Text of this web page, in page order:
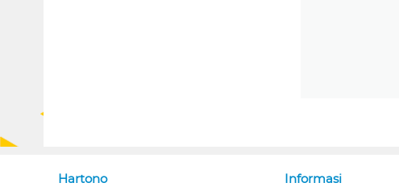
Hartono Informasi